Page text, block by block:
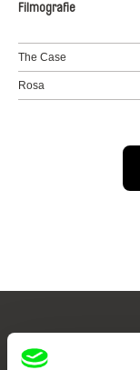
Filmografie
The Case
Rosa